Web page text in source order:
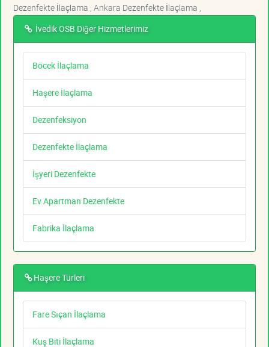
Dezenfekte İlaçlama , Ankara Dezenfekte İlaçlama ,
İvedik OSB Diğer Hizmetlerimiz
Böcek İlaçlama
Haşere İlaçlama
Dezenfeksiyon
Dezenfekte İlaçlama
İşyeri Dezenfekte
Ev Apartman Dezenfekte
Fabrika İlaçlama
Haşere Türleri
Fare Sıçan İlaçlama
Kuş Biti İlaçlama